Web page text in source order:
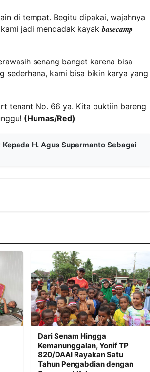
di tempat. Begitu dipakai, wajahnya
jadi mendadak kayak 𝒃𝒂𝒔𝒆𝒄𝒂𝒎𝒑
senang banget karena bisa
sederhana, kami bisa bikin karya yang
tenant No. 66 ya. Kita buktiin bareng
(Humas/Red)
H. Agus Suparmanto Sebagai
Dari Senam Hingga
Kemanunggalan, Yonif TP
820/DAAI Rayakan Satu
Tahun Pengabdian dengan